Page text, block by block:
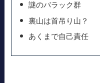
謎のバラック群
裏山は首吊り山？
あくまで自己責任